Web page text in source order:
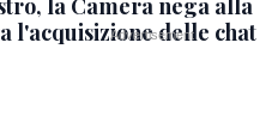
l'acquisizione delle chat